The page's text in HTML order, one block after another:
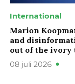
International
Marion
and
out of the ivory
08 juli 2026